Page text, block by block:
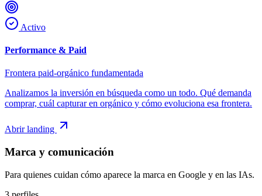
Activo
Performance & Paid
Frontera paid-orgánico fundamentada
Analizamos la inversión en búsqueda como un todo. Qué demanda
comprar, cuál capturar en orgánico y cómo evoluciona esa frontera.
Abrir landing
Marca y comunicación
Para quienes cuidan cómo aparece la marca en Google y en las IAs.